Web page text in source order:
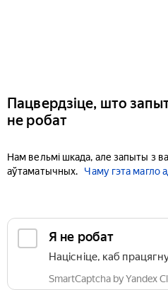
Пацвердзіце, што
не робат
Нам вельмі шкада, але запыты з
аўтаматычных.
Чаму гэта магло
Я не робат
Націсніце, каб
SmartCaptcha by Yandex